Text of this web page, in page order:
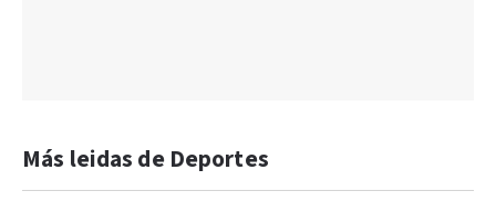
Más leidas de Deportes